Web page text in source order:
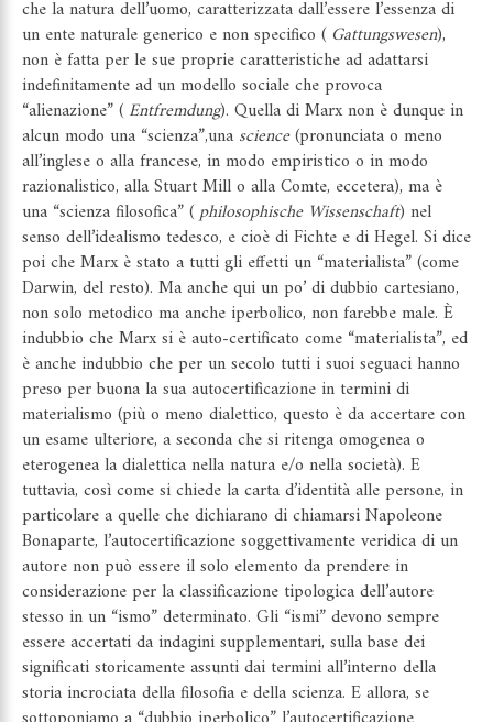
che la natura dell’uomo, caratterizzata dall’essere l’essenza di
un ente naturale generico e non specifico ( Gattungswesen),
non è fatta per le sue proprie caratteristiche ad adattarsi
indefinitamente ad un modello sociale che provoca
“alienazione” ( Entfremdung). Quella di Marx non è dunque in
alcun modo una “scienza”,una science(pronunciata o meno
all’inglese o alla francese, in modo empiristico o in modo
razionalistico, alla Stuart Mill o alla Comte, eccetera), ma è
una “scienza filosofica” (philosophische Wissenschaft) nel
senso dell’idealismo tedesco, e cioè di Fichte e di Hegel. Si dice
poi che Marx è stato a tutti gli effetti un “materialista” (come
Darwin, del resto). Ma anche qui un po’ di dubbio cartesiano,
non solo metodico ma anche iperbolico, non farebbe male. È
indubbio che Marx si è auto-certificato come “materialista”, ed
è anche indubbio che per un secolo tutti i suoi seguaci hanno
preso per buona la sua autocertificazione in termini di
materialismo (più o meno dialettico, questo è da accertare con
un esame ulteriore, a seconda che si ritenga omogenea o
eterogenea la dialettica nella natura e/o nella società). E
tuttavia, così come si chiede la carta d’identità alle persone, in
particolare a quelle che dichiarano di chiamarsi Napoleone
Bonaparte, l’autocertificazione soggettivamente veridica di un
autore non può essere il solo elemento da prendere in
considerazione per la classificazione tipologica dell’autore
stesso in un “ismo” determinato. Gli “ismi” devono sempre
essere accertati da indagini supplementari, sulla base dei
significati storicamente assunti dai termini all’interno della
storia incrociata della filosofia e della scienza. E allora, se